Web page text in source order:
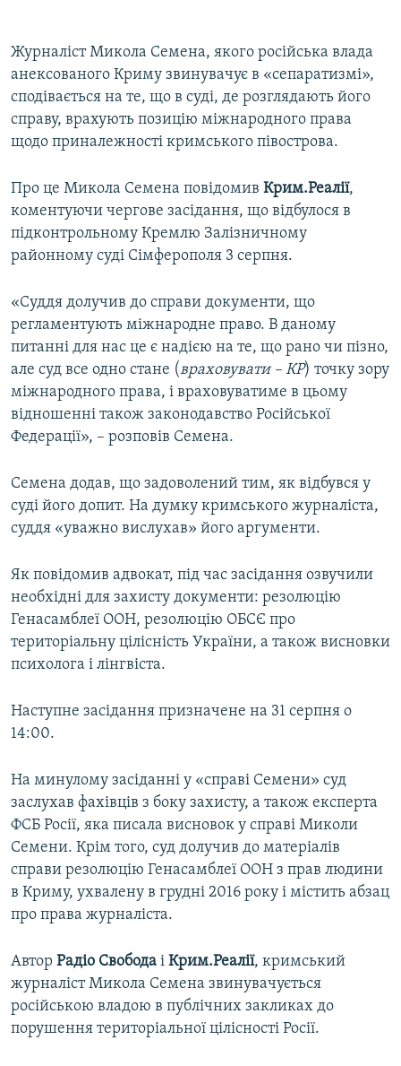
Усі сайти RFE/RL
Журналіст Микола Семена, якого російська влада
анексованого Криму звинувачує в «сепаратизмі»,
сподівається на те, що в суді, де розглядають його
справу, врахують позицію міжнародного права
щодо приналежності кримського півострова.
Про це Микола Семена повідомив Крим.Реалії,
коментуючи чергове засідання, що відбулося в
підконтрольному Кремлю Залізничному
районному суді Сімферополя 3 серпня.
«Суддя долучив до справи документи, що
регламентують міжнародне право. В даному
питанні для нас це є надією на те, що рано чи пізно,
але суд все одно стане (враховувати – КР) точку зору
міжнародного права, і враховуватиме в цьому
відношенні також законодавство Російської
Федерації», – розповів Семена.
Семена додав, що задоволений тим, як відбувся у
суді його допит. На думку кримського журналіста,
суддя «уважно вислухав» його аргументи.
Як повідомив адвокат, під час засідання озвучили
необхідні для захисту документи: резолюцію
Генасамблеї ООН, резолюцію ОБСЄ про
територіальну цілісність України, а також висновки
психолога і лінгвіста.
Наступне засідання призначене на 31 серпня о
14:00.
На минулому засіданні у «справі Семени» суд
заслухав фахівців з боку захисту, а також експерта
ФСБ Росії, яка писала висновок у справі Миколи
Семени. Крім того, суд долучив до матеріалів
справи резолюцію Генасамблеї ООН з прав людини
в Криму, ухвалену в грудні 2016 року і містить абзац
про права журналіста.
Автор Радіо Свобода і Крим.Реалії, кримський
журналіст Микола Семена звинувачується
російською владою в публічних закликах до
порушення територіальної цілісності Росії.